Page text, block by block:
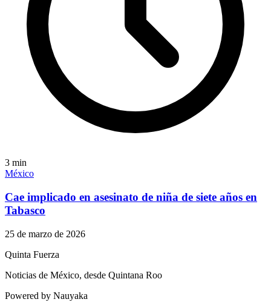
3 min
México
Cae implicado en asesinato de niña de siete años en
Tabasco
25 de marzo de 2026
Quinta Fuerza
Noticias de México, desde Quintana Roo
Powered by Nauyaka